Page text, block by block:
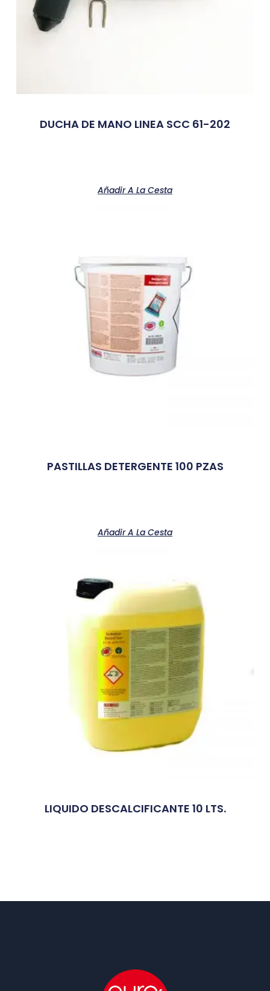
DUCHA DE MANO LINEA SCC 61-202
Añadir A La Cesta
PASTILLAS DETERGENTE 100 PZAS
Añadir A La Cesta
LIQUIDO DESCALCIFICANTE 10 LTS.